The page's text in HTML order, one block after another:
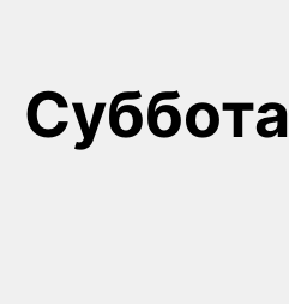
Суббота